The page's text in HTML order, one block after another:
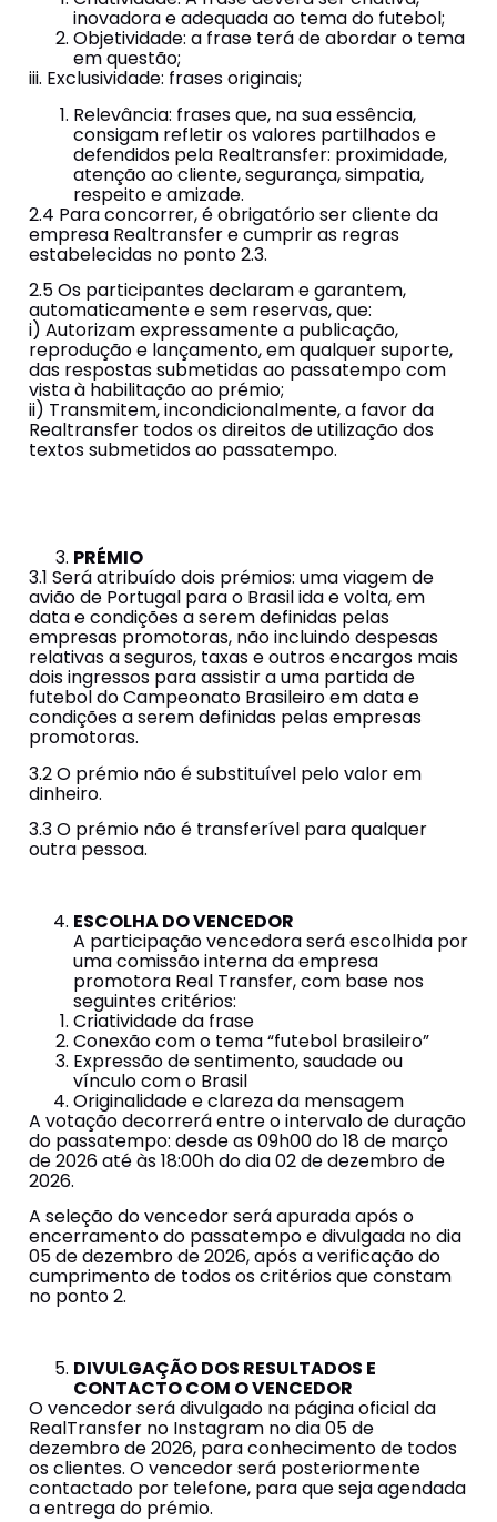
inovadora e adequada ao tema do futebol;
Objetividade: a frase terá de abordar o tema
em questão;
iii. Exclusividade: frases originais;
Relevância: frases que, na sua essência,
consigam refletir os valores partilhados e
defendidos pela Realtransfer: proximidade,
atenção ao cliente, segurança, simpatia,
respeito e amizade.
2.4 Para concorrer, é obrigatório ser cliente da
empresa Realtransfer e cumprir as regras
estabelecidas no ponto 2.3.
2.5 Os participantes declaram e garantem,
automaticamente e sem reservas, que:
i) Autorizam expressamente a publicação,
reprodução e lançamento, em qualquer suporte,
das respostas submetidas ao passatempo com
vista à habilitação ao prémio;
ii) Transmitem, incondicionalmente, a favor da
Realtransfer todos os direitos de utilização dos
textos submetidos ao passatempo.
PRÉMIO
3.1 Será atribuído dois prémios: uma viagem de
avião de Portugal para o Brasil ida e volta, em
data e condições a serem definidas pelas
empresas promotoras, não incluindo despesas
relativas a seguros, taxas e outros encargos mais
dois ingressos para assistir a uma partida de
futebol do Campeonato Brasileiro em data e
condições a serem definidas pelas empresas
promotoras.
3.2 O prémio não é substituível pelo valor em
dinheiro.
3.3 O prémio não é transferível para qualquer
outra pessoa.
ESCOLHA DO VENCEDOR
A participação vencedora será escolhida por
uma comissão interna da empresa
promotora Real Transfer, com base nos
seguintes critérios:
Criatividade da frase
Conexão com o tema “futebol brasileiro”
Expressão de sentimento, saudade ou
vínculo com o Brasil
Originalidade e clareza da mensagem
A votação decorrerá entre o intervalo de duração
do passatempo: desde as 09h00 do 18 de março
de 2026 até às 18:00h do dia 02 de dezembro de
2026.
A seleção do vencedor será apurada após o
encerramento do passatempo e divulgada no dia
05 de dezembro de 2026, após a verificação do
cumprimento de todos os critérios que constam
no ponto 2.
DIVULGAÇÃO DOS RESULTADOS E
CONTACTO COM O VENCEDOR
O vencedor será divulgado na página oficial da
RealTransfer no Instagram no dia 05 de
dezembro de 2026, para conhecimento de todos
os clientes. O vencedor será posteriormente
contactado por telefone, para que seja agendada
a entrega do prémio.